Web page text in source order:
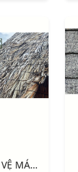
LƯỚI PHỦ BẢO VỆ MÁI TRANH, MÁI LÁ RESORT